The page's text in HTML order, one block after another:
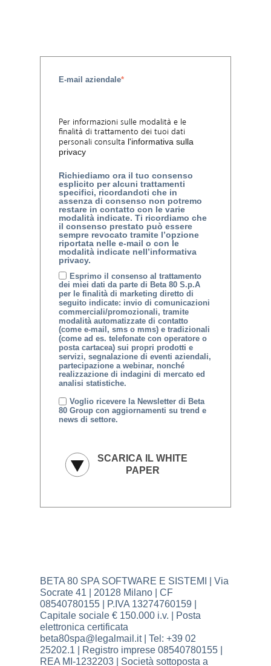
E-mail aziendale*
Per informazioni sulle modalità e le
finalità di trattamento dei tuoi dati
personali consulta l'informativa sulla
privacy
Richiediamo ora il tuo consenso
esplicito per alcuni trattamenti
specifici, ricordandoti che in
assenza di consenso non potremo
restare in contatto con le varie
modalità indicate. Ti ricordiamo che
il consenso prestato può essere
sempre revocato tramite l’opzione
riportata nelle e-mail o con le
modalità indicate nell’informativa
privacy.
Esprimo il consenso al trattamento
dei miei dati da parte di Beta 80 S.p.A
per le finalità di marketing diretto di
seguito indicate: invio di comunicazioni
commerciali/promozionali, tramite
modalità automatizzate di contatto
(come e-mail, sms o mms) e tradizionali
(come ad es. telefonate con operatore o
posta cartacea) sui propri prodotti e
servizi, segnalazione di eventi aziendali,
partecipazione a webinar, nonché
realizzazione di indagini di mercato ed
analisi statistiche.
Voglio ricevere la Newsletter di Beta
80 Group con aggiornamenti su trend e
news di settore.
BETA 80 SPA SOFTWARE E SISTEMI | Via
Socrate 41 | 20128 Milano | CF
08540780155 | P.IVA 13274760159 |
Capitale sociale € 150.000 i.v. | Posta
elettronica certificata
beta80spa@legalmail.it | Tel: +39 02
25202.1 | Registro imprese 08540780155 |
REA MI-1232203 | Società sottoposta a